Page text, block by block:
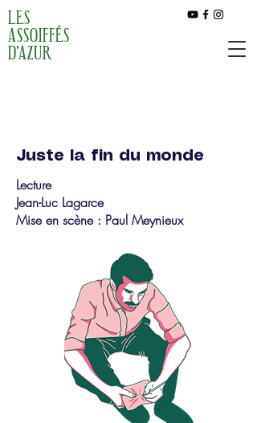
LES
ASSOIFFÉS
D'AZUR
Juste la fin du monde
Lecture
Jean-Luc Lagarce
Mise en scène : Paul Meynieux